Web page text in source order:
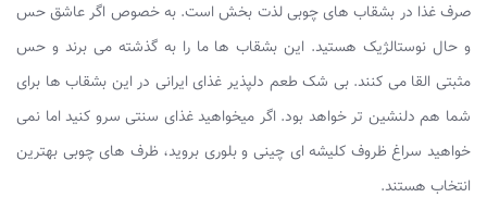
صرف غذا در بشقاب های چوبی لذت بخش است. به خصوص اگر عاشق حس
و حال نوستالژیک هستید. این بشقاب ها ما را به گذشته می برند و حس
مثبتی القا می کنند. بی شک طعم دلپذیر غذای ایرانی در این بشقاب ها برای
شما هم دلنشین تر خواهد بود. اگر میخواهید غذای سنتی سرو کنید اما نمی‌
خواهید سراغ ظروف کلیشه ای چینی و بلوری بروید، ظرف های چوبی بهترین
انتخاب هستند.